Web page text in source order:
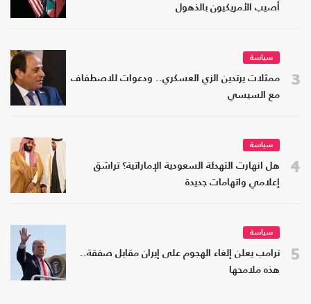
أصيب الأمريكيون بالذهول
3
سياسة
ممثلات يرتدين الزي العسكري.. ودعوات للاصطفاف
مع السيسي
4
سياسة
هل انهارت التهدئة السعودية الإماراتية؟ تراشق
إعلامي واتهامات جديدة
5
سياسة
ترامب يعلن إلغاء الهجوم على إيران مقابل صفقة..
هذه ملامحها